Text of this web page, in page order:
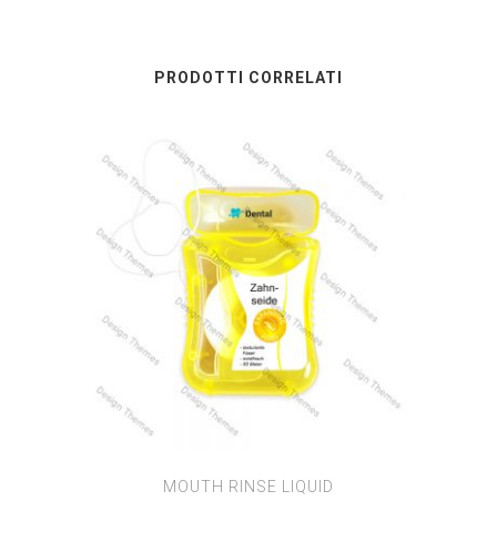
PRODOTTI CORRELATI
MOUTH RINSE LIQUID